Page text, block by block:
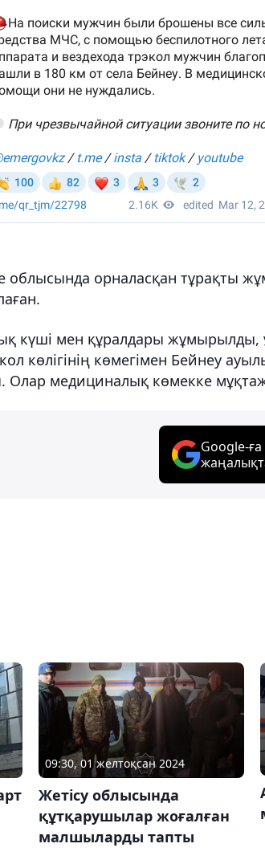
облысында орналасқан тұрақты
күші мен құралдары
көлігінің көмегімен Бейнеу
Олар медициналық көмекке
Google-
09:30, 01 желтоқсан 2024
Жетісу облысында
құтқарушылар жоғалған
малшыларды тапты